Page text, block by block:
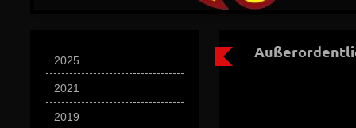
2025
2021
2019